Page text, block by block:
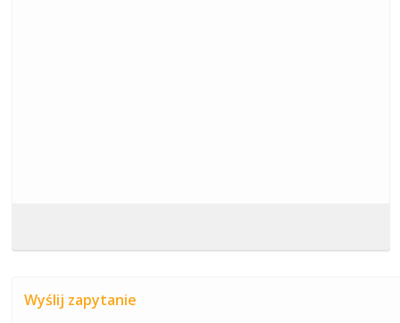
Wyślij zapytanie